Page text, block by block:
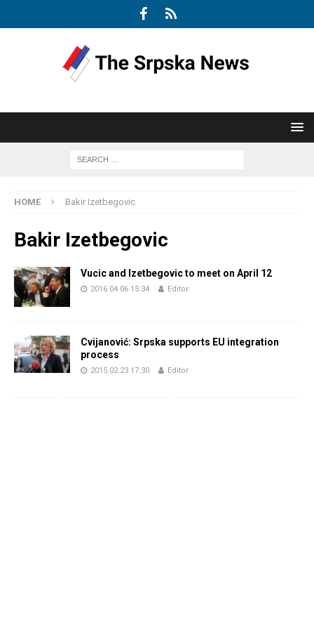
HOME Bakir Izetbegovic
Bakir Izetbegovic
Vucic and Izetbegovic to meet on April 12
2016.04.06 15:34 Editor
Cvijanović: Srpska supports EU integration
process
2015.02.23 17:30 Editor